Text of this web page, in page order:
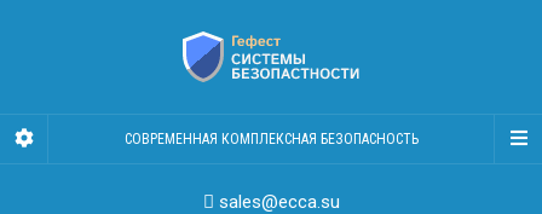
СОВРЕМЕННАЯ КОМПЛЕКСНАЯ БЕЗОПАСНОСТЬ
sales@ecca.su